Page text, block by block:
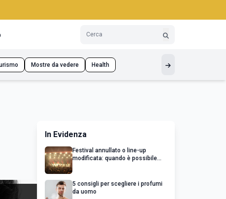
Mostre da vedere Health
In Evidenza
Festival annullato o line-up
modificata: quando è possibile
5 consigli per scegliere i profumi
da uomo